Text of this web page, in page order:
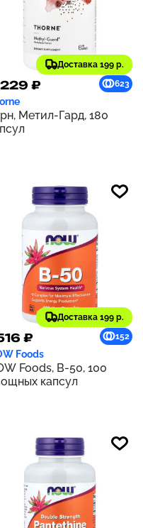
Доставка 199 р.
₽ 623
Метил-Гард, 180
Доставка 199 р.
₽ 152
Foods
Foods, B-50, 100
капсул